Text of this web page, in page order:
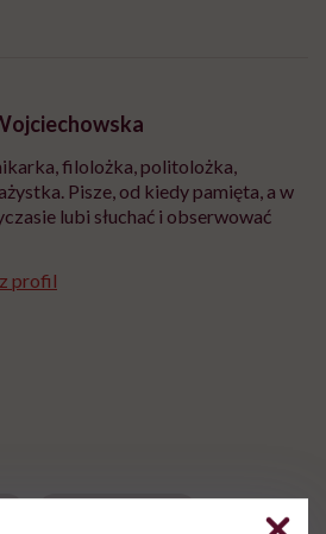
filolożka, politolożka,
Pisze, od kiedy pamięta, a w
lubi słuchać i obserwować
profil